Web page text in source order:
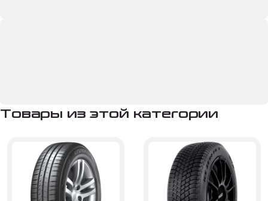
Товары из этой категории